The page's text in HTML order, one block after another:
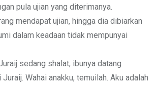
pula ujian yang diterimanya.
mendapat ujian, hingga dia dibiarkan
dalam keadaan tidak mempunyai
sedang shalat, ibunya datang
Juraij. Wahai anakku, temuilah. Aku adalah